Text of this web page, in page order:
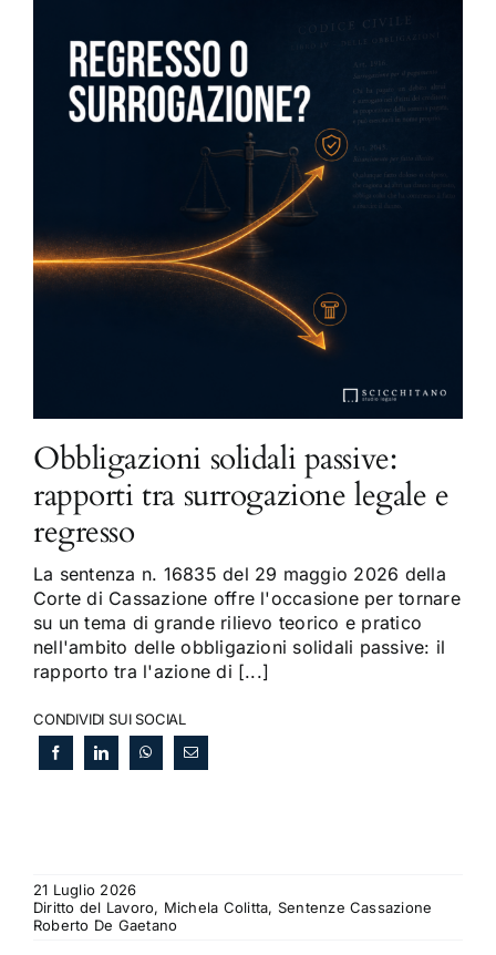
Obbligazioni solidali passive:
rapporti tra surrogazione legale e
regresso
La sentenza n. 16835 del 29 maggio 2026 della
Corte di Cassazione offre l'occasione per tornare
su un tema di grande rilievo teorico e pratico
nell'ambito delle obbligazioni solidali passive: il
rapporto tra l'azione di [...]
CONDIVIDI SUI SOCIAL
21 Luglio 2026
Diritto del Lavoro, Michela Colitta, Sentenze Cassazione
Roberto De Gaetano